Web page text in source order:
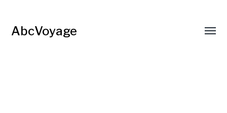
AbcVoyage